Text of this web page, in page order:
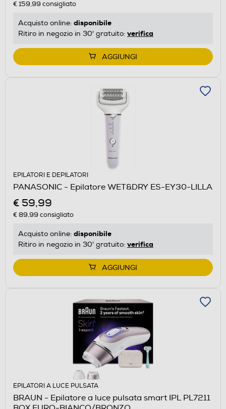
€ 159,99 consigliato
Acquisto online: disponibile
Ritiro in negozio in 30' gratuito: verifica
AGGIUNGI
EPILATORI E DEPILATORI
PANASONIC - Epilatore WET&DRY ES-EY30-LILLA
€ 59,99
€ 89,99 consigliato
Acquisto online: disponibile
Ritiro in negozio in 30' gratuito: verifica
AGGIUNGI
EPILATORI A LUCE PULSATA
BRAUN - Epilatore a luce pulsata smart IPL PL7211